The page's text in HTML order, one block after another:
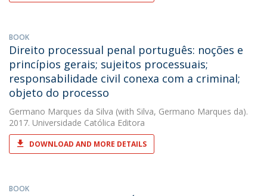
BOOK
Direito processual penal português: noções e
princípios gerais; sujeitos processuais;
responsabilidade civil conexa com a criminal;
objeto do processo
Germano Marques da Silva (with Silva, Germano Marques da).
2017. Universidade Católica Editora
DOWNLOAD AND MORE DETAILS
BOOK